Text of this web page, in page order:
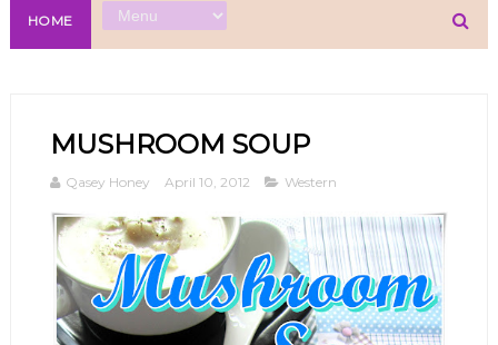
HOME
MUSHROOM SOUP
Qasey Honey April 10, 2012 Western